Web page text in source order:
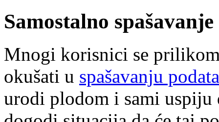
Samostalno
Mnogi korisnici se
okušati u spašavanju
urodi plodom i sami uspiju